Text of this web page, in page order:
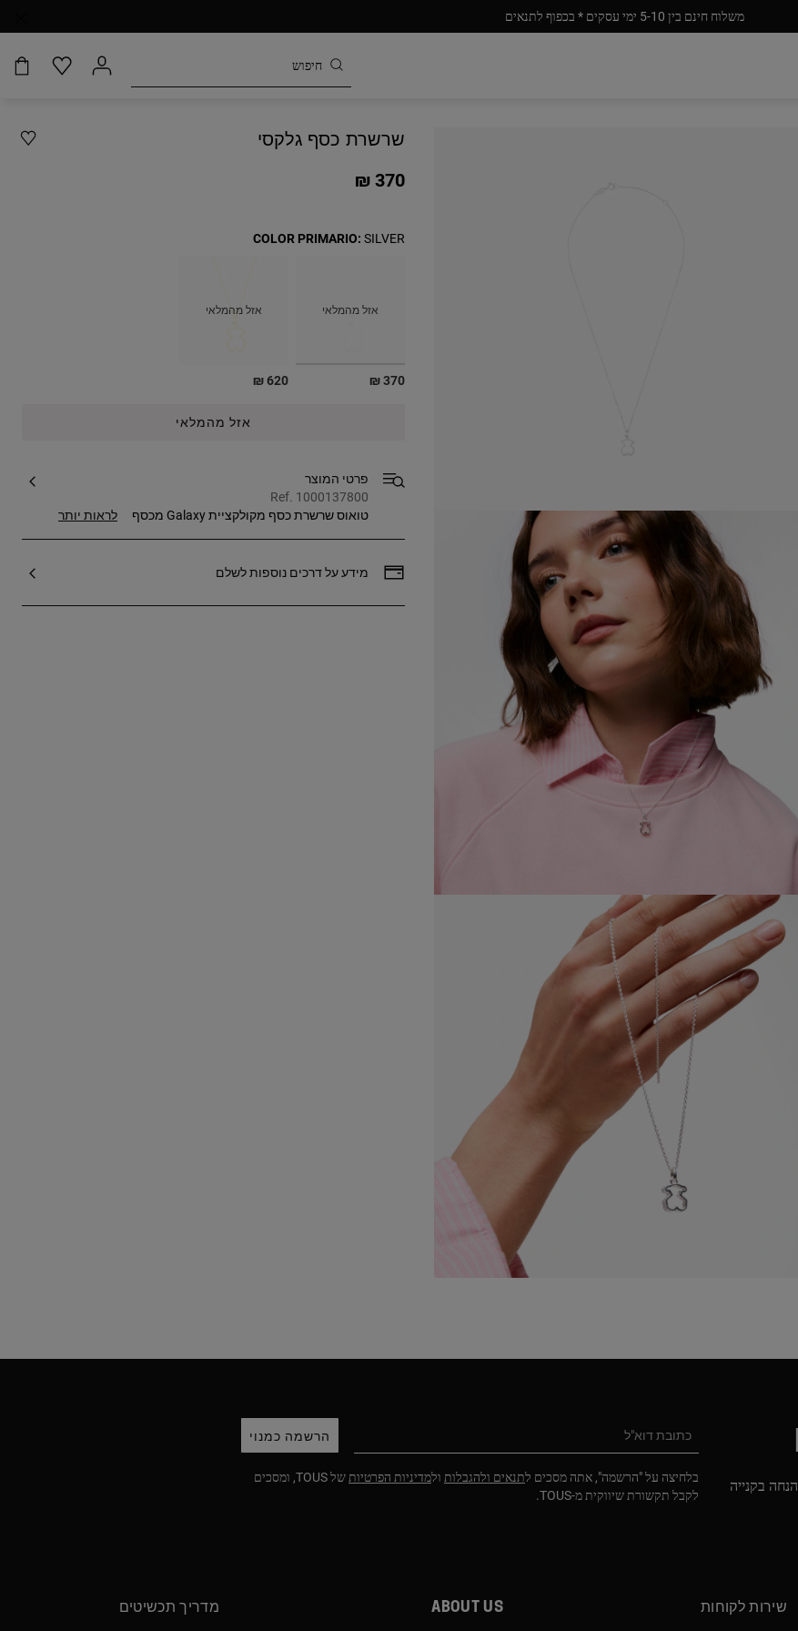
משלוח חינם בין 5-10 ימי עסקים * בכפוף לתנאים
שרשרת כסף גלקסי
370 ₪
אזל מהמלאי
370 ₪
אזל מהמלאי
620 ₪
COLOR PRIMARIO:SILVER
אזל מהמלאי
פרטי המוצר
Ref. 1000137800
טואוס שרשרת כסף מקולקציית Galaxy מכסף
לראות יותר
מידע על דרכים נוספות לשלם
הירשמו לניוזלטר שלנו וקבלו 10% הנחה בקנייה
כתובת דוא"ל הרשמה כמנוי
בלחיצה על "הרשמה", אתה מסכים לתנאים ולהגבלות ולמדיניות הפרטיות
של TOUS, ומסכים
לקבל תקשורת שיווקית מ-TOUS.
שירות לקוחות About us מדריך תכשיטים